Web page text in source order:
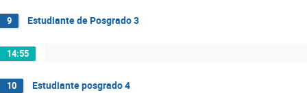
9 Estudiante de Posgrado 3
14:55
10 Estudiante posgrado 4